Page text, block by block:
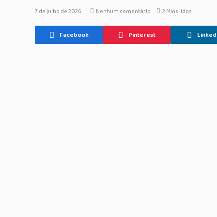
7 de julho de 2026 Nenhum comentário 2 Mins lidos
Facebook Pinterest